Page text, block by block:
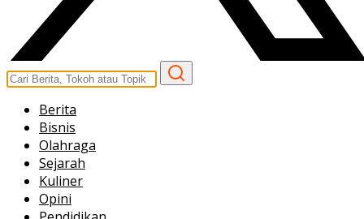
Berita
Bisnis
Olahraga
Sejarah
Kuliner
Opini